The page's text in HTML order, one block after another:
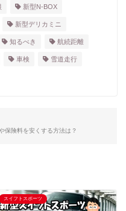
新型N-BOX
新型デリカミニ
知るべき 航続距離
車検 雪道走行
保険料を安くする方法は？
スイフトスポーツ